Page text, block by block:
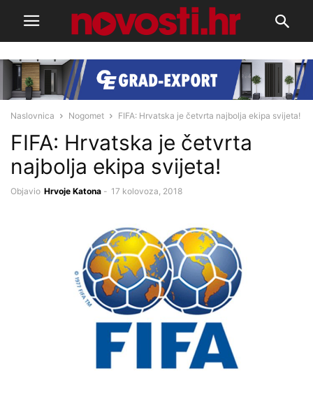
Naslovnica Nogomet FIFA: Hrvatska je četvrta najbolja ekipa svijeta!
FIFA: Hrvatska je četvrta
najbolja ekipa svijeta!
Objavio Hrvoje Katona - 17 kolovoza, 2018